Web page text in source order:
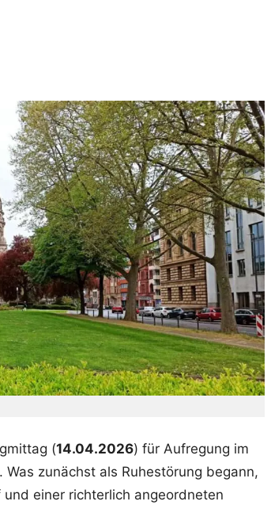
(14.04.2026) für Aufregung im
Was zunächst als Ruhestörung begann,
einer richterlich angeordneten